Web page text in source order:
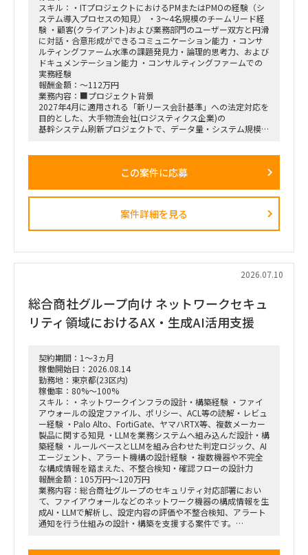
スキル：・ITプロジェクトにおけるPMまたはPMOの経験（シ
ステム導入プロセスの知見） ・3〜4名規模のチームリード経
験 ・顧客(クライアント)および業務部門のユーザー双方と円滑
に対話・合意形成ができるコミュニケーション能力 ・コンサ
ルティングファーム水準の課題発見力・論理的思考力、および
ドキュメンテーション能力 ・コンサルティングファームでの
実務経験
報酬金額：～112万円
業務内容：■プロジェクト背景
2027年4月に適用される「新リース会計基準」への法定対応を
目的とした、大手物流会社(ロジスティクス企業)の
基幹システム刷新プロジェクトで、データ量・システム規模と
現在は要件定義が完了し、開発およびテスト・移行工程へシフ
■募集ポジション
※大規模プロジェクトのため、複数の小チームが並行して乱立
する構造となっています。
方を募集します。
ただ、スキル次第で他チームや顧客・ユーザー調整メインのチ
└3〜4名規模の小チームにおける進捗管理、課題管理、およ
び主体的なチームリード業務。
・ステークホルダー調整
成。
・コンサルティング業務
└課題の早期発見・構造化、ロジカルシンキングに基づく解決
策の提示、およびファーム水準の報告資料・検討資料の作成。
この案件に応募
案件詳細を見る
2026.07.10
総合商社グループ向け ネットワークセキュ
リティ領域におけるAX・生成AI活用支援
契約期間：1～3ヵ月
稼働開始日：2026.08.14
勤務地：東京都(23区内)
稼働率：80%～100%
スキル：・ネットワークインフラの設計・構築経験 ・ファイ
アウォールの設定ファイル、ポリシー、ACL等の読解・レビュ
ー経験 ・Palo Alto、FortiGate、ヤマハRTX等、複数メーカー
製品に関する知見 ・LLMを業務システムへ組み込んだ設計・構
築経験 ・ルールベースとLLMを組み合わせた判定ロジック、AI
エージェント、アラート機構の設計経験 ・複数機器や不完全
な構成情報を踏まえた、不整合検知・確認フローの設計力
報酬金額：105万円～120万円
業務内容：総合商社グループのセキュリティ対応部署におい
て、ファイアウォールなどのネットワーク機器の構成情報を生
成AI・LLMで解析し、設定内容の評価や不整合検知、アラート
通知を行う仕組みの設計・構築を支援する案件です。